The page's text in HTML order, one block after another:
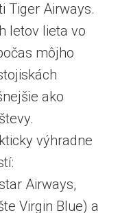
Tiger Airways.
letov lieta vo
môjho
ako
výhradne
Airways,
Virgin Blue) a